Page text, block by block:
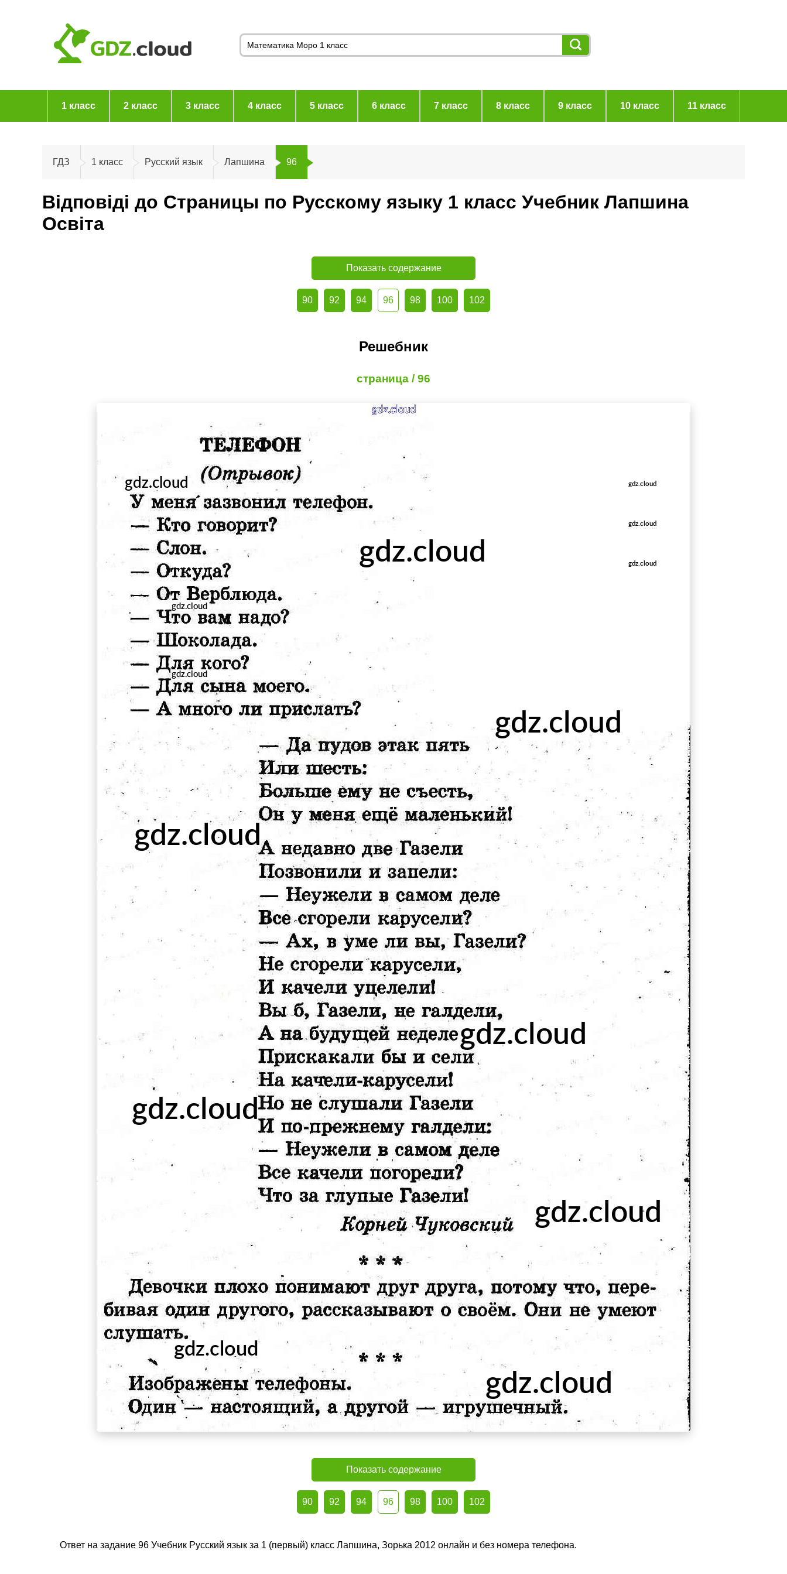
1 класс 2 класс 3 класс 4 класс 5 класс 6 класс 7 класс 8 класс 9 класс 10 класс 11 класс
ГДЗ 1 класс Русский язык Лапшина 96
Відповіді до Страницы по Русскому языку 1 класс Учебник Лапшина
Освiта
Показать содержание
90 92 94 96 98 100 102
Решебник
страница / 96
Показать содержание
90 92 94 96 98 100 102
Ответ на задание 96 Учебник Русский язык за 1 (первый) класс Лапшина, Зорька 2012 онлайн и без номера телефона.